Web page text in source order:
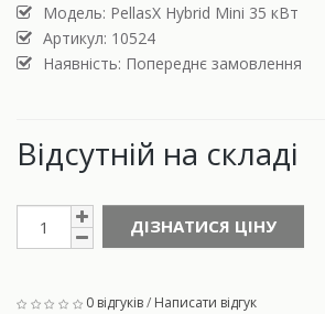
Модель: PellasX Hybrid Mini 35 кВт
Артикул: 10524
Наявність: Попереднє замовлення
Відсутній на складі
ДІЗНАТИСЯ ЦІНУ
0 відгуків/ Написати відгук